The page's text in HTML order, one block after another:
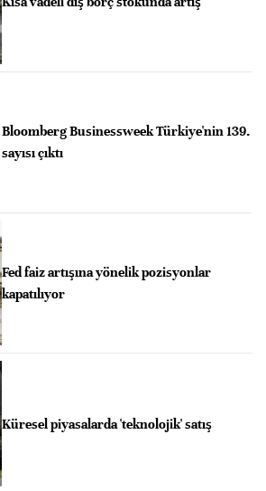
Bloomberg Businessweek Türkiye'nin 139.
sayısı çıktı
Fed faiz artışına yönelik pozisyonlar
kapatılıyor
Küresel piyasalarda 'teknolojik' satış